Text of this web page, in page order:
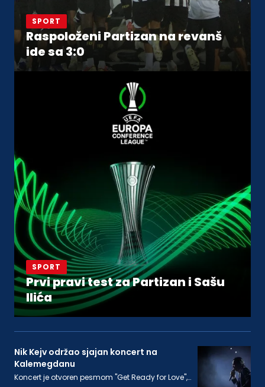
SPORT
Raspoloženi Partizan na revanš
ide sa 3:0
SPORT
Prvi pravi test za Partizan i Sašu
Ilića
Nik Kejv održao sjajan koncert na
Kalemegdanu
Koncert je otvoren pesmom "Get Ready for Love",